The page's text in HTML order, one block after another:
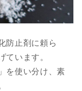
防止剤に頼ら
ています。
を使い分け、素